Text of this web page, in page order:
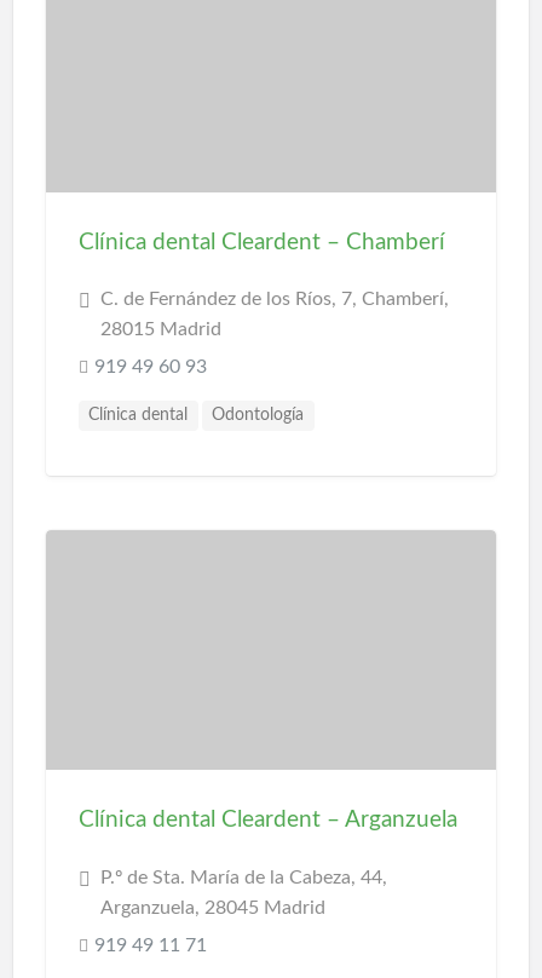
Clínica dental Cleardent – Chamberí
C. de Fernández de los Ríos, 7, Chamberí,
28015 Madrid
919 49 60 93
Clínica dental Odontología
Clínica dental Cleardent – Arganzuela
P.º de Sta. María de la Cabeza, 44,
Arganzuela, 28045 Madrid
919 49 11 71